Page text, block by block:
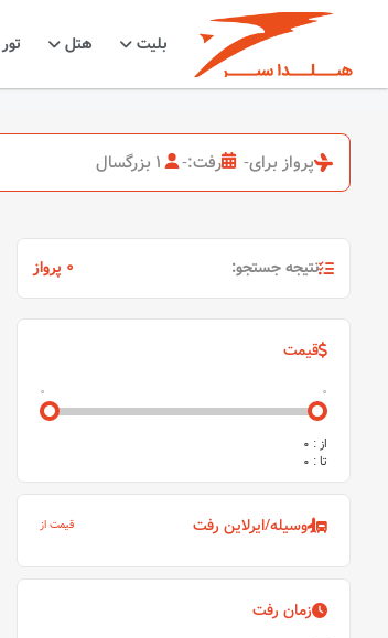
بلیت هتل تور
پرواز برای- رفت:- 1 بزرگسال
نتیجه جستجو: 0 پرواز
قیمت
0 0
از : 0
تا : 0
وسیله/ایرلاین رفت قیمت از
زمان رفت